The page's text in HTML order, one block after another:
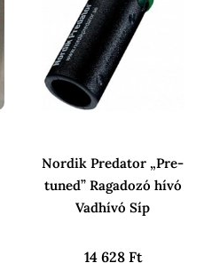
Nordik Predator „Pre-
tuned” Ragadozó hívó
Vadhívó Síp
14 628 Ft